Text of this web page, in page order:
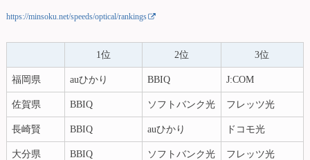
https://minsoku.net/speeds/optical/rankings
1位 2位 3位
福岡県 auひかり BBIQ J:COM
佐賀県 BBIQ ソフトバンク光 フレッツ光
長崎賢 BBIQ auひかり ドコモ光
大分県 BBIQ ソフトバンク光 フレッツ光